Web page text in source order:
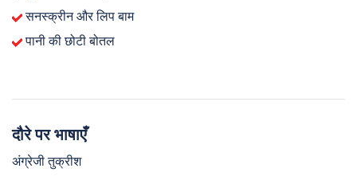
सनस्क्रीन और लिप बाम
पानी की छोटी बोतल
दौरे पर भाषाएँ
अंग्रेजी तुक्रीश